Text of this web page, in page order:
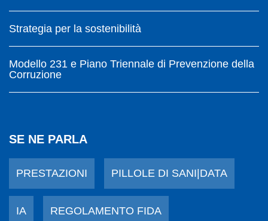
Strategia per la sostenibilità
Modello 231 e Piano Triennale di Prevenzione della
Corruzione
SE NE PARLA
PRESTAZIONI PILLOLE DI SANI|DATA
IA REGOLAMENTO FIDA